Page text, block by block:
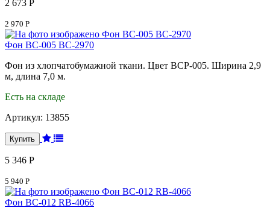
2 673 Р
2 970 Р
Фон BC-005 ВС-2970
Фон из хлопчатобумажной ткани. Цвет BCP-005. Ширина 2,9
м, длина 7,0 м.
Есть на складе
Артикул: 13855
5 346 Р
5 940 Р
Фон BC-012 RB-4066